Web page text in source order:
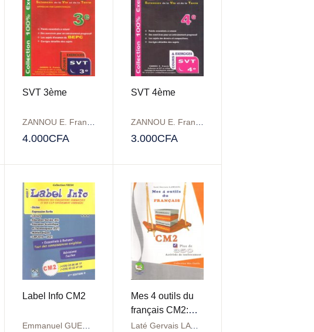
SVT 3ème
ZANNOU E. Francis
4.000CFA
SVT 4ème
ZANNOU E. Francis
3.000CFA
Label Info CM2
Emmanuel GUENDEHOU
Mes 4 outils du
français CM2:
Plus de 350
Laté Gervais LAWSON